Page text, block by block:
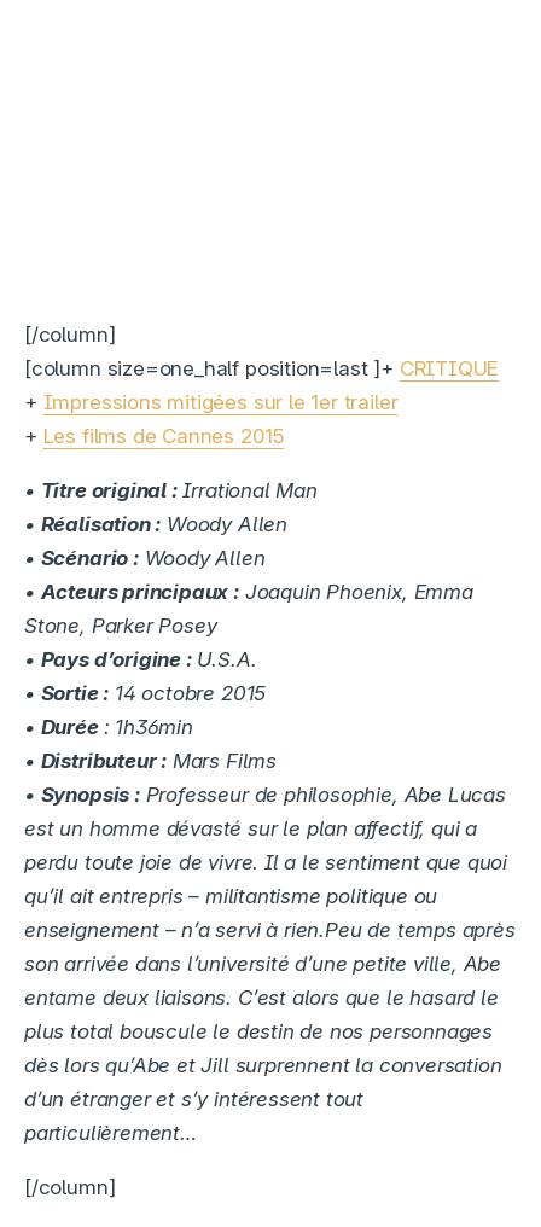
[/column]
[column size=one_half position=last ]+ CRITIQUE
+ Impressions mitigées sur le 1er trailer
+ Les films de Cannes 2015
• Titre original :Irrational Man
• Réalisation : Woody Allen
• Scénario :Woody Allen
• Acteurs principaux :Joaquin Phoenix, Emma
Stone, Parker Posey
• Pays d’origine :U.S.A.
• Sortie : 14 octobre 2015
• Durée : 1h36min
• Distributeur : Mars Films
• Synopsis :Professeur de philosophie, Abe Lucas
est un homme dévasté sur le plan affectif, qui a
perdu toute joie de vivre. Il a le sentiment que quoi
qu’il ait entrepris – militantisme politique ou
enseignement – n’a servi à rien.Peu de temps après
son arrivée dans l’université d’une petite ville, Abe
entame deux liaisons. C’est alors que le hasard le
plus total bouscule le destin de nos personnages
dès lors qu’Abe et Jill surprennent la conversation
d’un étranger et s’y intéressent tout
particulièrement…
[/column]